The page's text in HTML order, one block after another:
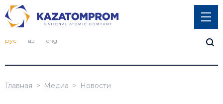
рус қаз eng
Главная Медиа Новости